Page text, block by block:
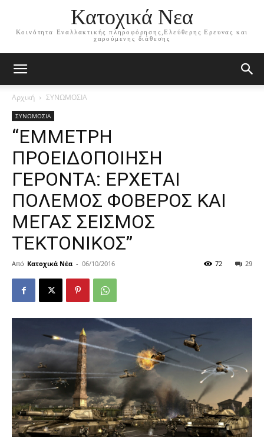
Κατοχικά Νεα
Κοινότητα Εναλλακτικής πληροφόρησης,Ελεύθερης Ερευνας και
χαρούμενης διάθεσης
Αρχική ΣΥΝΩΜΟΣΙΑ
ΣΥΝΩΜΟΣΙΑ
“ΕΜΜΕΤΡΗ
ΠΡΟΕΙΔΟΠΟΙΗΣΗ
ΓΕΡΟΝΤΑ: ΕΡΧΕΤΑΙ
ΠΟΛΕΜΟΣ ΦΟΒΕΡΟΣ ΚΑΙ
ΜΕΓΑΣ ΣΕΙΣΜΟΣ
ΤΕΚΤΟΝΙΚΟΣ”
Από Κατοχικά Νέα - 06/10/2016 29
72